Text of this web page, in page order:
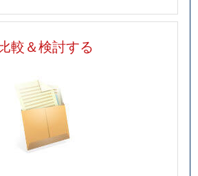
較＆検討する